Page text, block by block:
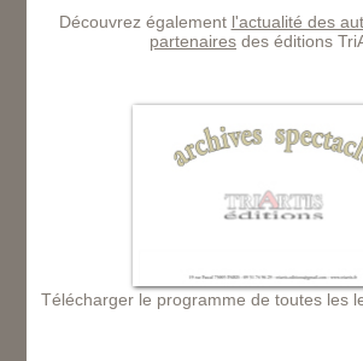
Découvrez également l'actualité des
partenaires des éditions
Télécharger le programme de toutes les